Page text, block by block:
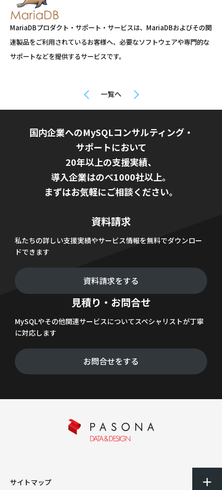
MariaDBプロダクト・サポート・サービスは、MariaDBおよびその関
連製品をご利用されているお客様へ、必要なソフトウェアや専門的な
サポートなどを提供するサービスです。
一覧へ
国内企業へのMySQLコンサルティング・
サポートにおいて
20年以上の支援実績、
導入企業はのべ1000社以上。
まずはお気軽にご相談ください。
資料請求
私たちの詳しい支援実績やサービス情報を無料でダウンロー
ドできます
資料請求をする
見積り・お問合せ
MySQLやその他関連サービスについてスペシャリストが丁寧
に対応します
お問合せをする
サイトマップ